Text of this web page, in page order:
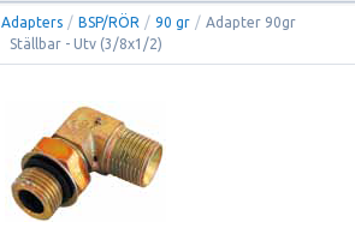
Adapters / BSP/RÖR / 90 gr / Adapter 90gr
Ställbar - Utv (3/8x1/2)